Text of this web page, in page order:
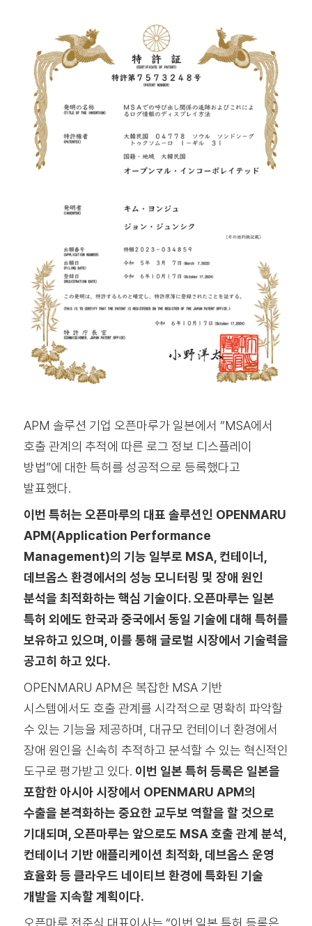
APM 솔루션 기업 오픈마루가 일본에서 “MSA에서
호출 관계의 추적에 따른 로그 정보 디스플레이
방법”에 대한 특허를 성공적으로 등록했다고
발표했다.
이번 특허는 오픈마루의 대표 솔루션인 OPENMARU
APM(Application Performance
Management)의 기능 일부로 MSA, 컨테이너,
데브옵스 환경에서의 성능 모니터링 및 장애 원인
분석을 최적화하는 핵심 기술이다. 오픈마루는 일본
특허 외에도 한국과 중국에서 동일 기술에 대해 특허를
보유하고 있으며, 이를 통해 글로벌 시장에서 기술력을
공고히 하고 있다.
OPENMARU APM은 복잡한 MSA 기반
시스템에서도 호출 관계를 시각적으로 명확히 파악할
수 있는 기능을 제공하며, 대규모 컨테이너 환경에서
장애 원인을 신속히 추적하고 분석할 수 있는 혁신적인
도구로 평가받고 있다. 이번 일본 특허 등록은 일본을
포함한 아시아 시장에서 OPENMARU APM의
수출을 본격화하는 중요한 교두보 역할을 할 것으로
기대되며, 오픈마루는 앞으로도 MSA 호출 관계 분석,
컨테이너 기반 애플리케이션 최적화, 데브옵스 운영
효율화 등 클라우드 네이티브 환경에 특화된 기술
개발을 지속할 계획이다.
오픈마루 전준식 대표이사는 “이번 일본 특허 등록은